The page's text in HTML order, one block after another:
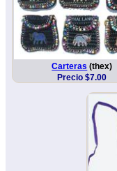
Carteras (thex)
Precio $7.00